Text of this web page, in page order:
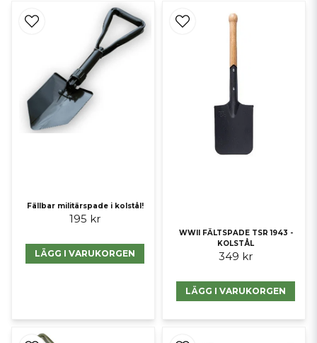
Grävning av hål eller diken
Gräv loss fordon som fastnat
Självförsvar
Rensning av ogräs och rotmassa
Skapa planteringsplatser
Konstruktion av skydd eller bunkrar
Det finns olika typer av fältspadar, inklusive vikbara modeller som är
lätta att transportera, vilket gör dem populära bland camping- och
Fällbar militärspade i kolstål!
195 kr
LÄGG I VARUKORGEN
WWII FÄLTSPADE TSR 1943 -
KOLSTÅL
349 kr
LÄGG I VARUKORGEN